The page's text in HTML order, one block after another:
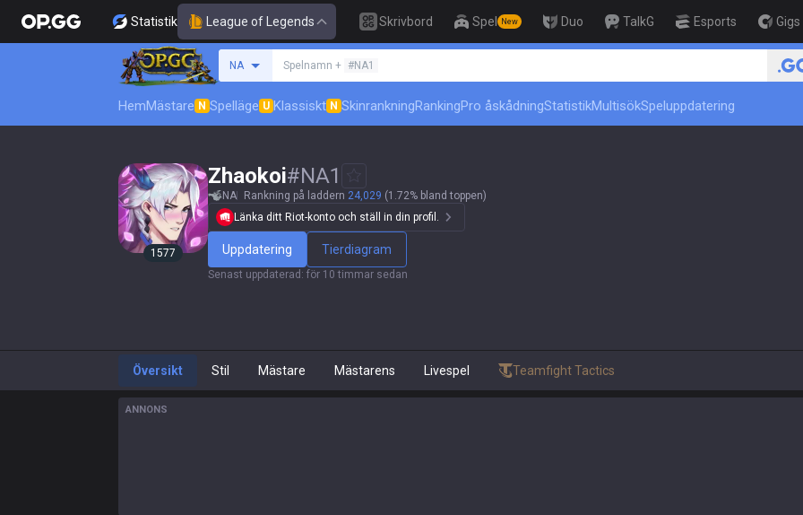
Statistik League of Legends Skrivbord Spel New Duo TalkG Esports Gigs
NA
Sök efter en summoner
Spelnamn + #NA1
HemMästare N Spelläge U Klassiskt N SkinrankningRankingPro åskådningStatistikMultisökSpeluppdatering
1577
Zhaokoi#NA1
NA Rankning på laddern 24,029 (1.72% bland toppen)
Länka ditt Riot-konto och ställ in din profil.
Uppdatering Tierdiagram
Senast uppdaterad : för 10 timmar sedan
Översikt Stil Mästare Mästarens Livespel Teamfight Tactics
ANNONS